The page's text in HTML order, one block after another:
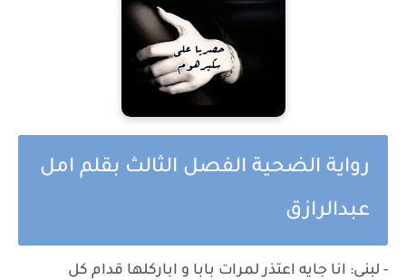
رواية الضحية الفصل الثالث بقلم امل
عبدالرازق
- لبنى: انا جايه اعتذر لمرات بابا و اباركلها قدام كل